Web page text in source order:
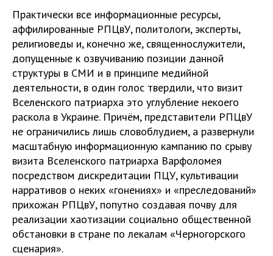
Практически все информационные ресурсы,
аффилированные РПЦвУ, политологи, эксперты,
религиоведы и, конечно же, священнослужители,
допущенные к озвучиванию позиции данной
структуры в СМИ и в принципе медийной
деятельности, в один голос твердили, что визит
Вселенского патриарха это углубление некоего
раскола в Украине. Причём, представители РПЦвУ
не ограничились лишь словоблудием, а развернули
масштабную информационную кампанию по срыву
визита Вселенского патриарха Варфоломея
посредством дискредитации ПЦУ, культивации
нарративов о неких «гонениях» и «преследований»
прихожан РПЦвУ, попутно создавая почву для
реализации хаотизации социально общественной
обстановки в стране по лекалам «Черногорского
сценария».